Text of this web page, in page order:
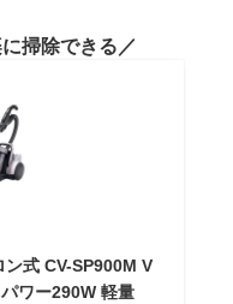
掃除できる
ン式 CV-SP900M V
ワー290W 軽量